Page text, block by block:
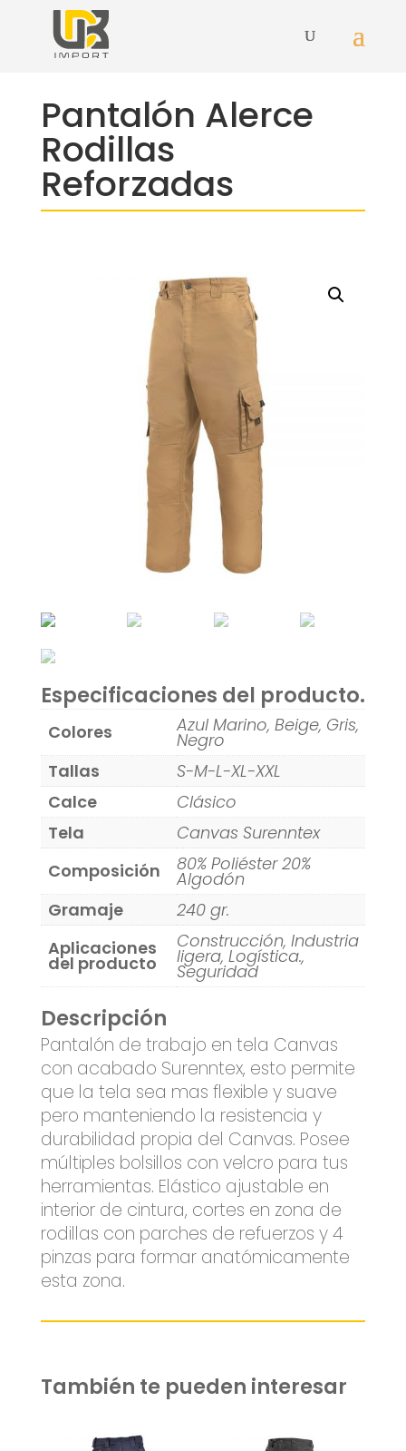
Pantalón Alerce
Rodillas
Reforzadas
Especificaciones del producto.
Colores Azul Marino, Beige, Gris,
Negro
Tallas
S-M-L-XL-XXL
Calce
Clásico
Tela
Canvas Surenntex
Composición
80% Poliéster 20%
Algodón
Gramaje
240 gr.
Aplicaciones
del producto
Construcción, Industria
ligera, Logística.,
Seguridad
Descripción
Pantalón de trabajo en tela Canvas
con acabado Surenntex, esto permite
que la tela sea mas flexible y suave
pero manteniendo la resistencia y
durabilidad propia del Canvas. Posee
múltiples bolsillos con velcro para tus
herramientas. Elástico ajustable en
interior de cintura, cortes en zona de
rodillas con parches de refuerzos y 4
pinzas para formar anatómicamente
esta zona.
También te pueden interesar
Related products